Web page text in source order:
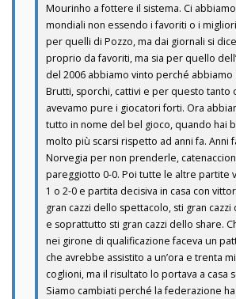
Mourinho a fottere il sistema. Ci
mondiali non essendo i favoriti o i
per quelli di Pozzo, ma dai giornali si
proprio da favoriti, ma sia per quello
del 2006 abbiamo vinto perché abbiamo
Brutti, sporchi, cattivi e per questo tanto
avevamo pure i giocatori forti. Ora
tutto in nome del bel gioco, quando hai
molto più scarsi rispetto ad anni fa. Anni
Norvegia per non prenderle,
pareggiotto 0-0. Poi tutte le altre partite
1 o 2-0 e partita decisiva in casa con
gran cazzi dello spettacolo, sti gran
e soprattutto sti gran cazzi dello share.
nei girone di qualificazione faceva un
che avrebbe assistito a un’ora e trenta
coglioni, ma il risultato lo portava a casa
Siamo cambiati perché la federazione